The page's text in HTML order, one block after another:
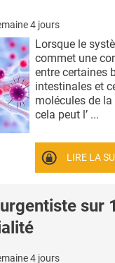
4 jours
Lorsque le
commet une
entre certaines
intestinales et
molécules de
cela peut l’ ...
LIRE LA
sur
4 jours